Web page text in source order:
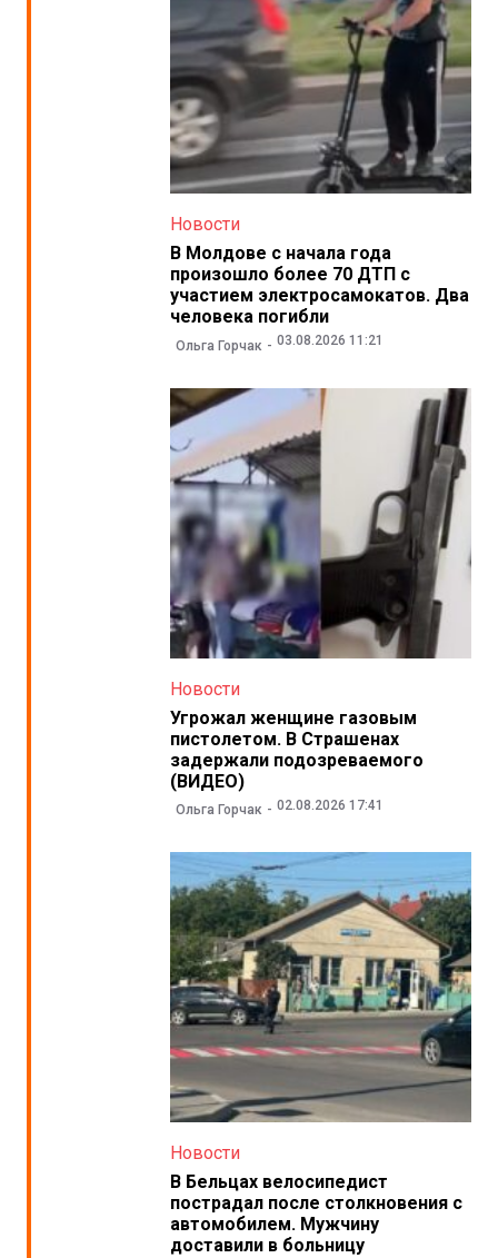
Новости
В Молдове с начала года
произошло более 70 ДТП с
участием электросамокатов. Два
человека погибли
Ольга Горчак 03.08.2026 11:21
Новости
Угрожал женщине газовым
пистолетом. В Страшенах
задержали подозреваемого
(ВИДЕО)
Ольга Горчак 02.08.2026 17:41
Новости
В Бельцах велосипедист
пострадал после столкновения с
автомобилем. Мужчину
доставили в больницу